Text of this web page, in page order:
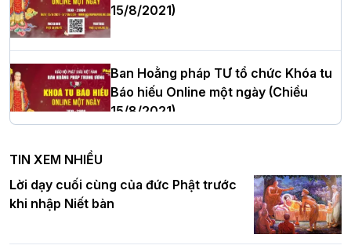
Thượng tọa Thích Tâm Chính được suy
cử tân Trưởng ban Trị sự GHPGVN tỉnh
Hà Nội: Tăng Ni Trường hạ Bồ Đề trang
nghiêm tác pháp Tiền an cư PL.2570 –
DL.2026
15/8/2021)
Ban Hoằng pháp TƯ tổ chức Khóa tu
Báo hiếu Online một ngày (Chiều
15/8/2021)
Ban Hoằng pháp TƯ tổ chức Khóa tu
Báo hiếu Online một ngày (Sáng
15/8/2021)
TIN XEM NHIỀU
Lời dạy cuối cùng của đức Phật trước
khi nhập Niết bàn